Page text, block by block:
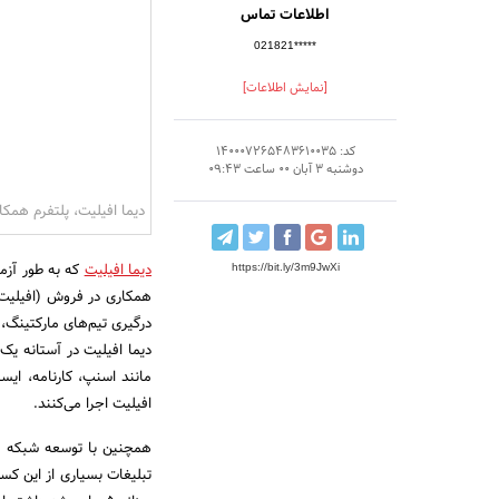
اطلاعات تماس
021821*****
[نمایش اطلاعات]
کد: 140007265483610035
دوشنبه 3 آبان 00 ساعت 09:43
https://bit.ly/3m9JwXi
دیما‌ افیلیت، پلتفرم
دیما افیلیت
همکاری در فروش
درگیری تیم‌های
مانند اسنپ، کارنامه،
افیلیت اجرا می‌کنند.